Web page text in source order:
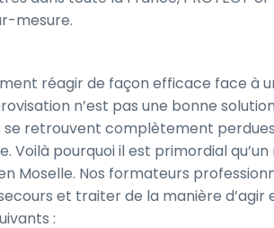
mesure.
réagir de façon efficace face à
n’est pas une bonne
retrouvent complètement
pourquoi il est primordial qu’un
Moselle. Nos formateurs
et traiter de la manière d’agir
: